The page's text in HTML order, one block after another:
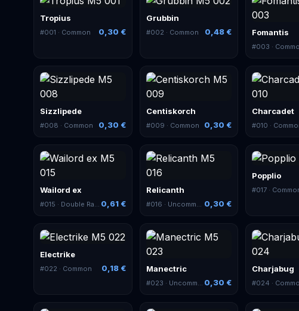
Tropius
#001 · Common 0,30 €
Grubbin
#002 · Common 0,48 € Fomantis
#003 ·
Sizzlipede
#008 · Common 0,30 €
Centiskorch
#009 · Common 0,30 €
Charcadet
#010 ·
Wailord ex
#015 · Double Rare 0,61 €
Relicanth
#016 · Uncommon 0,30 €
Popplio
#017 ·
Electrike
#022 · Common 0,18 € Manectric
#023 · Uncommon 0,30 €
Charjabug
#024 ·